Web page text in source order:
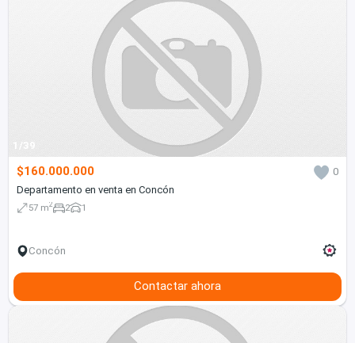
1/39
$160.000.000
0
Departamento en venta en Concón
57 m2 2 1
Concón
Contactar ahora